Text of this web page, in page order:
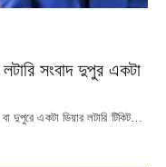
সংবাদ দুপুর একটা
একটা ডিয়ার লটারি টিকিট…